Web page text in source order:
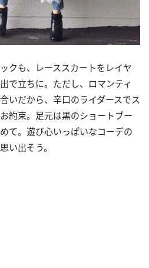
クも、レーススカートをレイヤ
で立ちに。ただし、ロマンティ
いだから、辛口のライダースでス
約束。足元は黒のショートブー
て。遊び心いっぱいなコーデの
い出そう。